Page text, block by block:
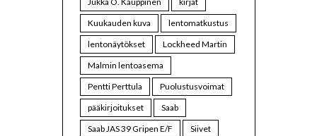
Kuukauden kuva
lentomatkustus
lentonäytökset
Lockheed Martin
Malmin lentoasema
Pentti Perttula
Puolustusvoimat
pääkirjoitukset
Saab
Saab JAS 39 Gripen E/F
Siivet